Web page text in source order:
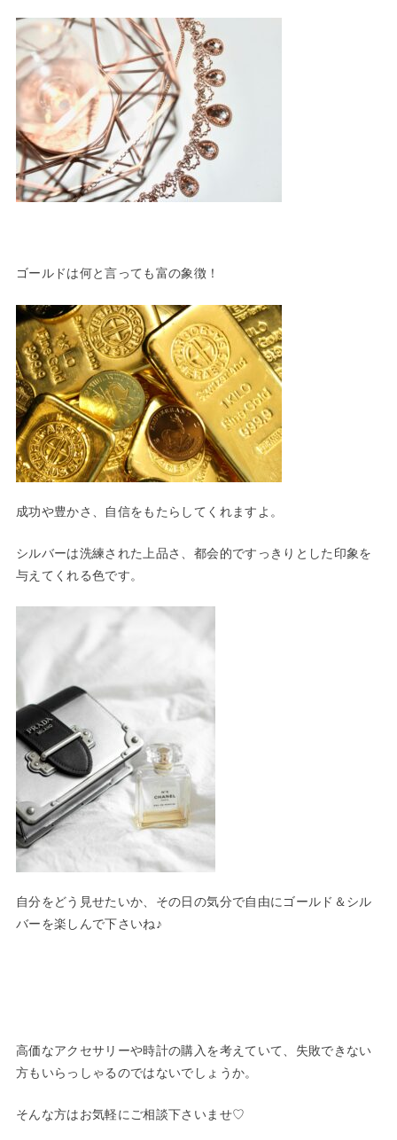
ゴールドは何と言っても富の象徴！
成功や豊かさ、自信をもたらしてくれますよ。
シルバーは洗練された上品さ、都会的ですっきりとした印象を
与えてくれる色です。
自分をどう見せたいか、その日の気分で自由にゴールド＆シル
バーを楽しんで下さいね♪
高価なアクセサリーや時計の購入を考えていて、失敗できない
方もいらっしゃるのではないでしょうか。
そんな方はお気軽にご相談下さいませ♡